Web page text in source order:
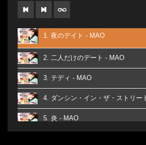
1. 夜のデイト - MAO
2. 二人だけのデート - MAO
3. テディ - MAO
4. ダンシン・イン・ザ・ストリー
5. 炎 - MAO